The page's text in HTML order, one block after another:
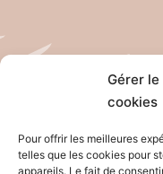
Gérer
cookies
Pour offrir les meilleures
telles que les cookies pour
appareils. Le fait de
Tél:
Email: